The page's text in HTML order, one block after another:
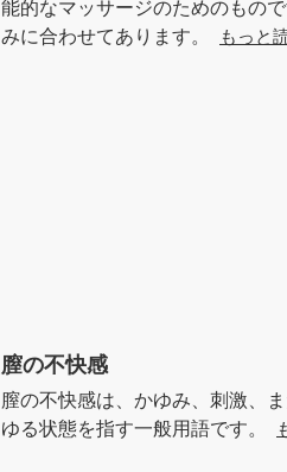
能的なマッサージのためのもの
みに合わせてあります。
もっと
膣の不快感
膣の不快感は、かゆみ、刺激、
ゆる状態を指す一般用語です。